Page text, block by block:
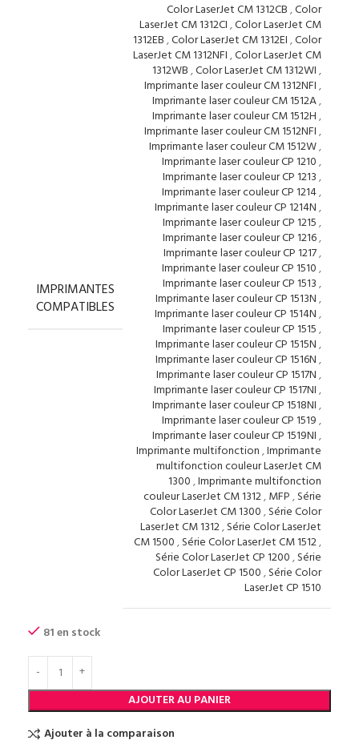
IMPRIMANTES
COMPATIBLES
Color LaserJet CM 1312CB,Color
LaserJet CM 1312CI,Color LaserJet CM
1312EB,Color LaserJet CM 1312EI,Color
LaserJet CM 1312NFI,Color LaserJet CM
1312WB,Color LaserJet CM 1312WI,
Imprimante laser couleur CM 1312NFI,
Imprimante laser couleur CM 1512A,
Imprimante laser couleur CM 1512H,
Imprimante laser couleur CM 1512NFI,
Imprimante laser couleur CM 1512W,
Imprimante laser couleur CP 1210,
Imprimante laser couleur CP 1213,
Imprimante laser couleur CP 1214,
Imprimante laser couleur CP 1214N,
Imprimante laser couleur CP 1215,
Imprimante laser couleur CP 1216,
Imprimante laser couleur CP 1217,
Imprimante laser couleur CP 1510,
Imprimante laser couleur CP 1513,
Imprimante laser couleur CP 1513N,
Imprimante laser couleur CP 1514N,
Imprimante laser couleur CP 1515,
Imprimante laser couleur CP 1515N,
Imprimante laser couleur CP 1516N,
Imprimante laser couleur CP 1517N,
Imprimante laser couleur CP 1517NI,
Imprimante laser couleur CP 1518NI,
Imprimante laser couleur CP 1519,
Imprimante laser couleur CP 1519NI,
Imprimante multifonction,Imprimante
multifonction couleur LaserJet CM
1300,Imprimante multifonction
couleur LaserJet CM 1312,MFP,Série
Color LaserJet CM 1300,Série Color
LaserJet CM 1312,Série Color LaserJet
CM 1500,Série Color LaserJet CM 1512,
Série Color LaserJet CP 1200,Série
Color LaserJet CP 1500,Série Color
LaserJet CP 1510
81 en stock
AJOUTER AU PANIER
Ajouter à la comparaison